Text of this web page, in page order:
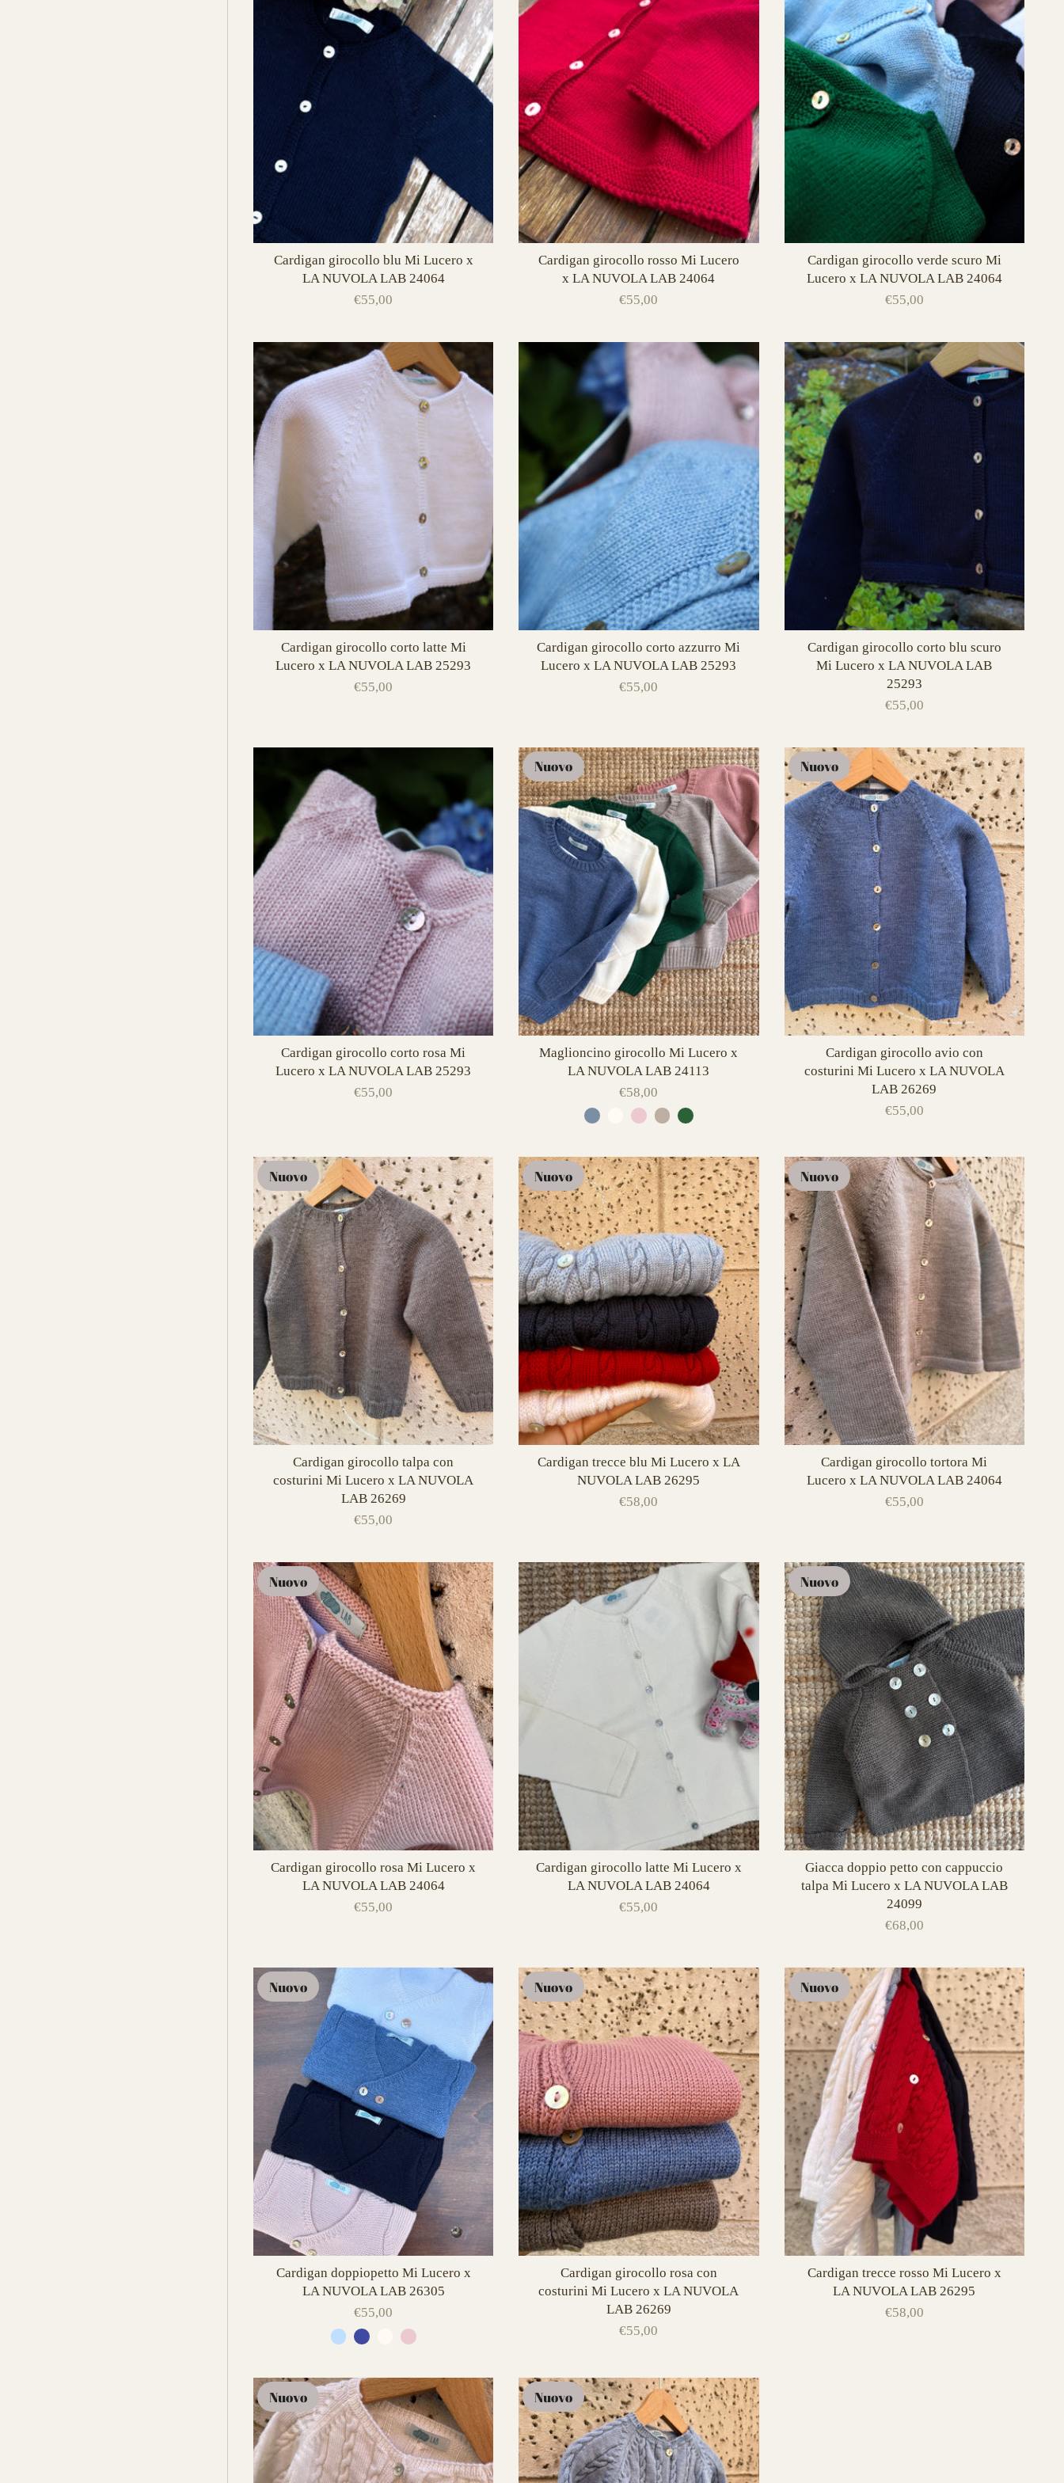
Cardigan girocollo blu Mi Lucero x
LA NUVOLA LAB 24064
€55,00
Cardigan girocollo rosso Mi Lucero
x LA NUVOLA LAB 24064
€55,00
Cardigan girocollo verde scuro Mi
Lucero x LA NUVOLA LAB 24064
€55,00
Cardigan girocollo corto latte Mi
Lucero x LA NUVOLA LAB 25293
€55,00
Cardigan girocollo corto azzurro Mi
Lucero x LA NUVOLA LAB 25293
€55,00
Cardigan girocollo corto blu scuro
Mi Lucero x LA NUVOLA LAB
25293
€55,00
Cardigan girocollo corto rosa Mi
Lucero x LA NUVOLA LAB 25293
€55,00
Nuovo
Maglioncino girocollo Mi Lucero x
LA NUVOLA LAB 24113
€58,00
Nuovo
Cardigan girocollo avio con
costurini Mi Lucero x LA NUVOLA
LAB 26269
€55,00
Nuovo
Cardigan girocollo talpa con
costurini Mi Lucero x LA NUVOLA
LAB 26269
€55,00
Nuovo
Cardigan trecce blu Mi Lucero x LA
NUVOLA LAB 26295
€58,00
Nuovo
Cardigan girocollo tortora Mi
Lucero x LA NUVOLA LAB 24064
€55,00
Nuovo
Cardigan girocollo rosa Mi Lucero x
LA NUVOLA LAB 24064
€55,00
Cardigan girocollo latte Mi Lucero x
LA NUVOLA LAB 24064
€55,00
Nuovo
Giacca doppio petto con cappuccio
talpa Mi Lucero x LA NUVOLA LAB
24099
€68,00
Nuovo
Cardigan doppiopetto Mi Lucero x
LA NUVOLA LAB 26305
€55,00
Nuovo
Cardigan girocollo rosa con
costurini Mi Lucero x LA NUVOLA
LAB 26269
€55,00
Nuovo
Cardigan trecce rosso Mi Lucero x
LA NUVOLA LAB 26295
€58,00
Nuovo Nuovo